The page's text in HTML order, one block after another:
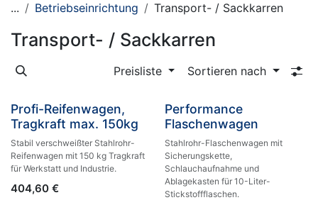
... Betriebseinrichtung Transport- / Sackkarren
Transport- / Sackkarren
Preisliste Sortieren nach
Profi-Reifenwagen,
Tragkraft max. 150kg
Stabil verschweißter Stahlrohr-
Reifenwagen mit 150 kg Tragkraft
für Werkstatt und Industrie.
404,60 €
Performance
Flaschenwagen
Stahlrohr-Flaschenwagen mit
Sicherungskette,
Schlauchaufnahme und
Ablagekasten für 10-Liter-
Stickstoffflaschen.